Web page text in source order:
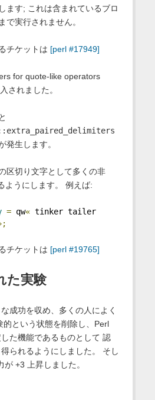
ます; これは含まれているブロ
で実行されません。
チケットは [perl #17949]
for quote-like operators
されました。
発生します。
区切り文字として多くの非
ようにします。 例えば:
= qw« tinker tailer
チケットは [perl #19765]
た実験
成功を収め、多くの人によく
的という状態を削除し、Perl
た機能であるものとして 認
られるようにしました。 そし
+3 上昇しました。